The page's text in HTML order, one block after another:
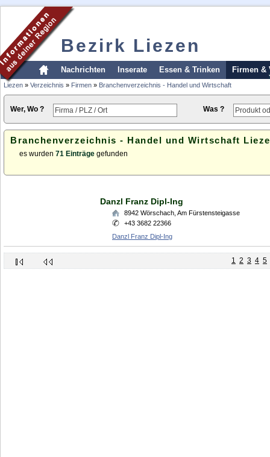
Bezirk Liezen
Nachrichten Inserate Essen & Trinken Firmen &
Liezen » Verzeichnis » Firmen » Branchenverzeichnis - Handel und Wirtschaft
Wer, Wo ? Was ?
Branchenverzeichnis - Handel und Wirtschaft
es wurden 71 Einträge gefunden
Danzl Franz Dipl-Ing
8942 Wörschach Am Fürstensteigasse
+43 3682 22366
Danzl Franz Dipl-Ing
1 2 3 4 5